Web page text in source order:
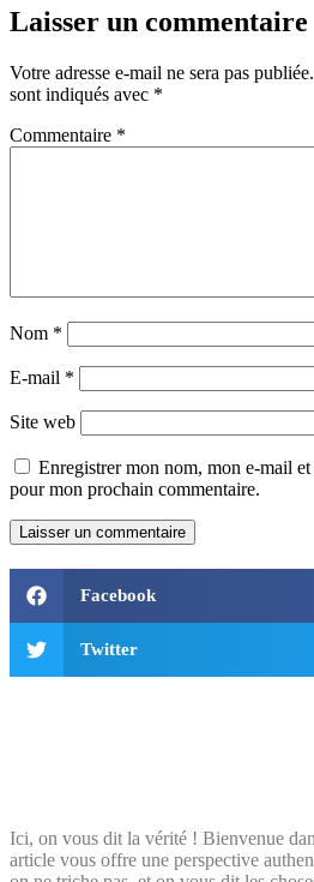
Laisser un commentaire
Votre adresse e-mail ne sera pas publiée.
sont indiqués avec *
Commentaire *
Nom *
E-mail *
Site web
Enregistrer mon nom, mon e-mail
pour mon prochain commentaire.
Facebook
Twitter
Ici, on vous dit la vérité ! Bienvenue
article vous offre une perspective